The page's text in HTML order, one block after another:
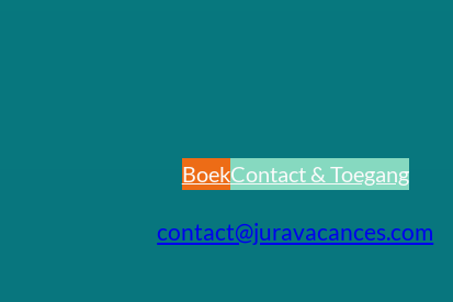
BoekContact & Toegang
contact@juravacances.com